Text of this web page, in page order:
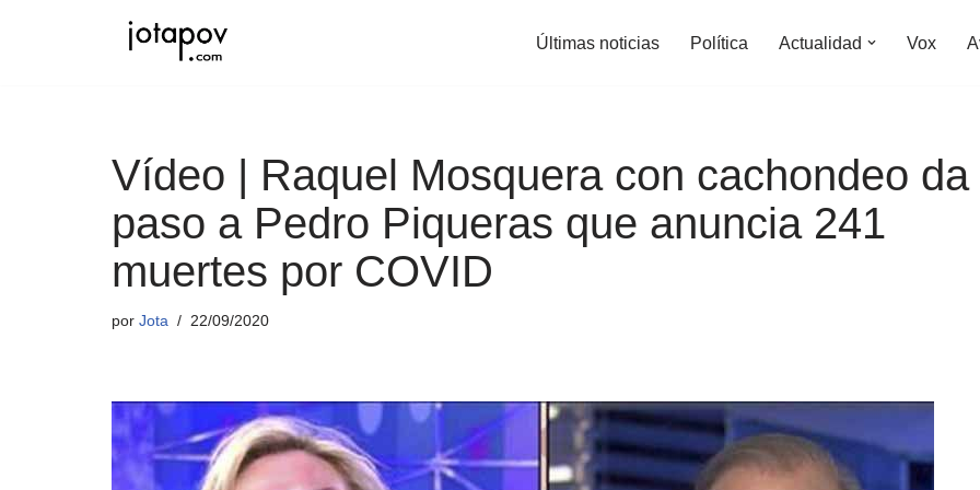
Últimas noticias Política Actualidad Vox
Vídeo | Raquel Mosquera con cachondeo da
paso a Pedro Piqueras que anuncia 241
muertes por COVID
por Jota 22/09/2020